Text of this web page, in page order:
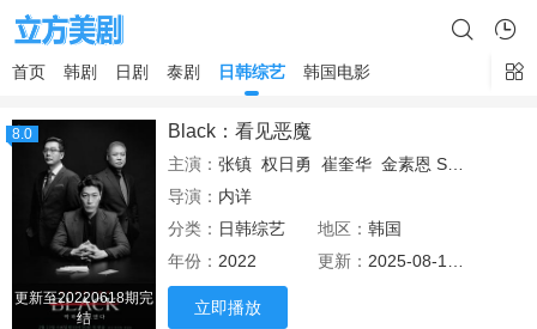
首页 韩剧 日剧 泰剧 日韩综艺 韩国电影
8.0
更新至20220618期完
结
Black：看见恶魔
主演： 张镇 权日勇 崔奎华 金素恩 So-eun Kim
导演： 内详
分类： 日韩综艺 地区： 韩国
年份： 2022 更新： 2025-08-12 07:36
立即播放